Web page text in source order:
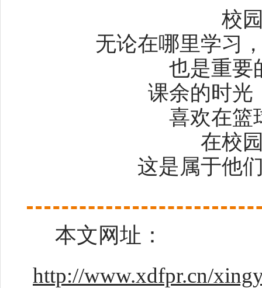
校
无论在哪里学习
也是重要
课余的时光
喜欢在篮
在校
这是属于他
本文网址：
http://www.xdfpr.cn/